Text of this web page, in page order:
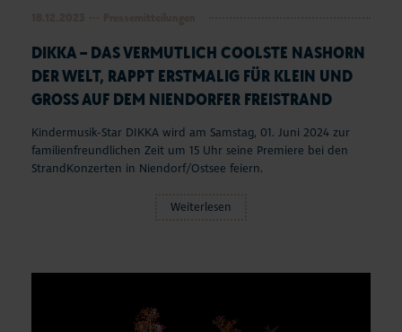
DIKKA – DAS VERMUTLICH COOLSTE NASHORN
DER WELT, RAPPT ERSTMALIG FÜR KLEIN UND
GROSS AUF DEM NIENDORFER FREISTRAND
Kindermusik-Star DIKKA wird am Samstag, 01. Juni 2024 zur
familienfreundlichen Zeit um 15 Uhr seine Premiere bei den
StrandKonzerten in Niendorf/Ostsee feiern.
Weiterlesen